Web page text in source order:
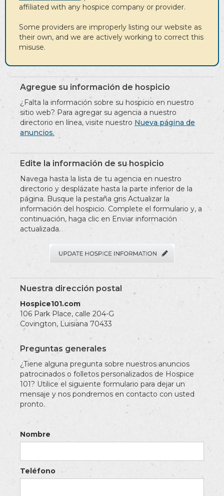
affiliated with any hospice company or provider.
Some providers are improperly listing our website as
their own, and we are actively working to correct this
misuse.
Agregue su información de hospicio
¿Falta la información sobre su hospicio en nuestro
sitio web? Para agregar su agencia a nuestro
directorio en línea, visite nuestro Nueva página de
anuncios.
Edite la información de su hospicio
Navega hasta la lista de tu agencia en nuestro
directorio y desplázate hasta la parte inferior de la
página. Busque la pestaña gris Actualizar la
información del hospicio. Complete el formulario y, a
continuación, haga clic en Enviar información
actualizada.
Nuestra dirección postal
Hospice101.com
106 Park Place, calle 204-G
Covington, Luisiana 70433
Preguntas generales
¿Tiene alguna pregunta sobre nuestros anuncios
patrocinados o folletos personalizados de Hospice
101? Utilice el siguiente formulario para dejar un
mensaje y nos pondremos en contacto con usted
pronto.
Nombre
Teléfono